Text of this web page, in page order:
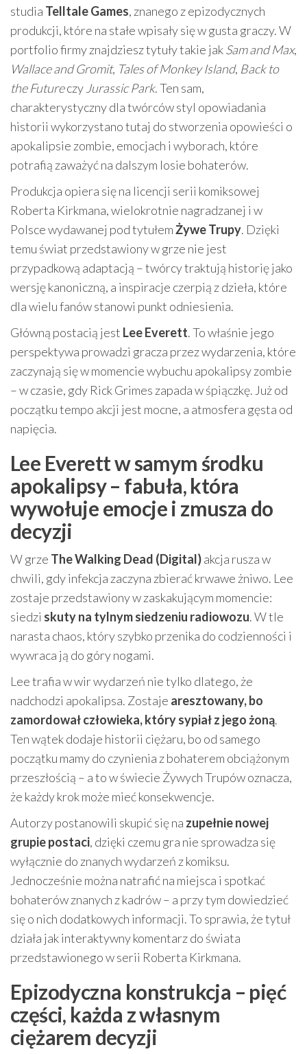
studia Telltale Games, znanego z epizodycznych
produkcji, które na stałe wpisały się w gusta graczy. W
portfolio firmy znajdziesz tytuły takie jakSam and Max,
Wallace and Gromit, Tales of Monkey Island, Back to
the Futureczy Jurassic Park. Ten sam,
charakterystyczny dla twórców styl opowiadania
historii wykorzystano tutaj do stworzenia opowieści o
apokalipsie zombie, emocjach i wyborach, które
potrafią zaważyć na dalszym losie bohaterów.
Produkcja opiera się na licencji serii komiksowej
Roberta Kirkmana, wielokrotnie nagradzanej i w
Polsce wydawanej pod tytułemŻywe Trupy. Dzięki
temu świat przedstawiony w grze nie jest
przypadkową adaptacją – twórcy traktują historię jako
wersję kanoniczną, a inspiracje czerpią z dzieła, które
dla wielu fanów stanowi punkt odniesienia.
Główną postacią jest Lee Everett. To właśnie jego
perspektywa prowadzi gracza przez wydarzenia, które
zaczynają się w momencie wybuchu apokalipsy zombie
– w czasie, gdy Rick Grimes zapada w śpiączkę. Już od
początku tempo akcji jest mocne, a atmosfera gęsta od
napięcia.
Lee Everett w samym środku
apokalipsy – fabuła, która
wywołuje emocje i zmusza do
decyzji
W grze The Walking Dead (Digital)akcja rusza w
chwili, gdy infekcja zaczyna zbierać krwawe żniwo. Lee
zostaje przedstawiony w zaskakującym momencie:
siedzi skuty na tylnym siedzeniu radiowozu. W tle
narasta chaos, który szybko przenika do codzienności i
wywraca ją do góry nogami.
Lee trafia w wir wydarzeń nie tylko dlatego, że
nadchodzi apokalipsa. Zostaje aresztowany, bo
zamordował człowieka, który sypiał z jego żoną.
Ten wątek dodaje historii ciężaru, bo od samego
początku mamy do czynienia z bohaterem obciążonym
przeszłością – a to w świecie Żywych Trupów oznacza,
że każdy krok może mieć konsekwencje.
Autorzy postanowili skupić się na zupełnie nowej
grupie postaci, dzięki czemu gra nie sprowadza się
wyłącznie do znanych wydarzeń z komiksu.
Jednocześnie można natrafić na miejsca i spotkać
bohaterów znanych z kadrów – a przy tym dowiedzieć
się o nich dodatkowych informacji. To sprawia, że tytuł
działa jak interaktywny komentarz do świata
przedstawionego w serii Roberta Kirkmana.
Epizodyczna konstrukcja – pięć
części, każda z własnym
ciężarem decyzji